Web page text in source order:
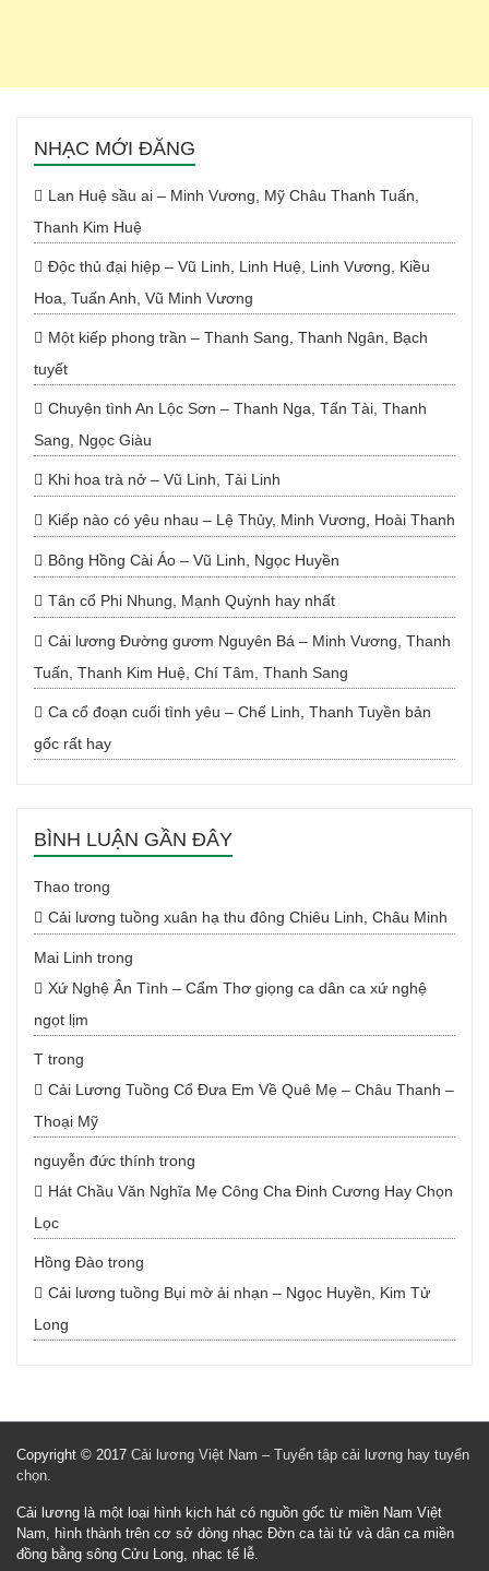
NHẠC MỚI ĐĂNG
Lan Huệ sầu ai – Minh Vương, Mỹ Châu Thanh Tuấn,
Thanh Kim Huệ
Độc thủ đại hiệp – Vũ Linh, Linh Huệ, Linh Vương, Kiều
Hoa, Tuấn Anh, Vũ Minh Vương
Một kiếp phong trần – Thanh Sang, Thanh Ngân, Bạch
tuyết
Chuyện tình An Lộc Sơn – Thanh Nga, Tấn Tài, Thanh
Sang, Ngọc Giàu
Khi hoa trà nở – Vũ Linh, Tài Linh
Kiếp nào có yêu nhau – Lệ Thủy, Minh Vương, Hoài Thanh
Bông Hồng Cài Áo – Vũ Linh, Ngọc Huyền
Tân cổ Phi Nhung, Mạnh Quỳnh hay nhất
Cải lương Đường gươm Nguyên Bá – Minh Vương, Thanh
Tuấn, Thanh Kim Huệ, Chí Tâm, Thanh Sang
Ca cổ đoạn cuối tình yêu – Chế Linh, Thanh Tuyền bản
gốc rất hay
BÌNH LUẬN GẦN ĐÂY
Thao trong
Cải lương tuồng xuân hạ thu đông Chiêu Linh, Châu Minh
Mai Linh trong
Xứ Nghệ Ân Tình – Cẩm Thơ giọng ca dân ca xứ nghệ
ngọt lịm
T trong
Cải Lương Tuồng Cổ Đưa Em Về Quê Mẹ – Châu Thanh –
Thoại Mỹ
nguyễn đức thính trong
Hát Chầu Văn Nghĩa Mẹ Công Cha Đinh Cương Hay Chọn
Lọc
Hồng Đào trong
Cải lương tuồng Bụi mờ ải nhạn – Ngọc Huyền, Kim Tử
Long
Copyright © 2017 Cải lương Việt Nam – Tuyển tập cải lương hay tuyển
chọn.
Cải lương là một loại hình kịch hát có nguồn gốc từ miền Nam Việt
Nam, hình thành trên cơ sở dòng nhạc Đờn ca tài tử và dân ca miền
đồng bằng sông Cửu Long, nhạc tế lễ.